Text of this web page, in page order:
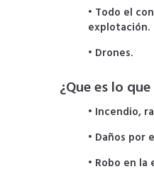
• Todo el
explotación.
• Drones.
¿Que es lo
• Incendio,
• Daños por
• Robo en